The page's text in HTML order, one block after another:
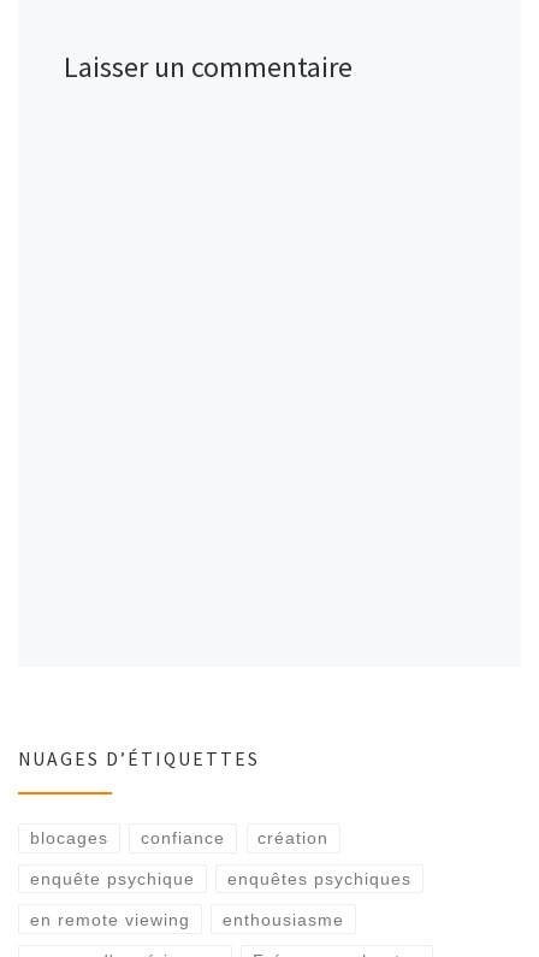
Laisser un commentaire
NUAGES D’ÉTIQUETTES
blocages confiance création
enquête psychique enquêtes psychiques
en remote viewing enthousiasme